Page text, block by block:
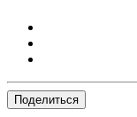
Поделиться